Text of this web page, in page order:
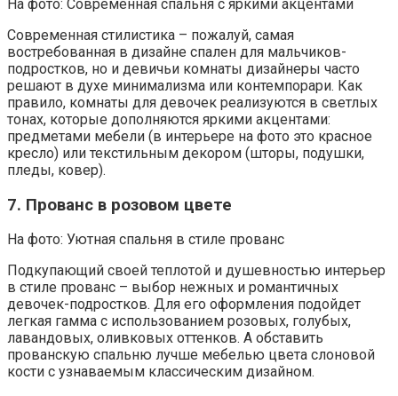
На фото: Современная спальня с яркими акцентами
Современная стилистика – пожалуй, самая
востребованная в дизайне спален для мальчиков-
подростков, но и девичьи комнаты дизайнеры часто
решают в духе минимализма или контемпорари. Как
правило, комнаты для девочек реализуются в светлых
тонах, которые дополняются яркими акцентами:
предметами мебели (в интерьере на фото это красное
кресло) или текстильным декором (шторы, подушки,
пледы, ковер).
7. Прованс в розовом цвете
На фото: Уютная спальня в стиле прованс
Подкупающий своей теплотой и душевностью интерьер
в стиле прованс – выбор нежных и романтичных
девочек-подростков. Для его оформления подойдет
легкая гамма с использованием розовых, голубых,
лавандовых, оливковых оттенков. А обставить
прованскую спальню лучше мебелью цвета слоновой
кости с узнаваемым классическим дизайном.